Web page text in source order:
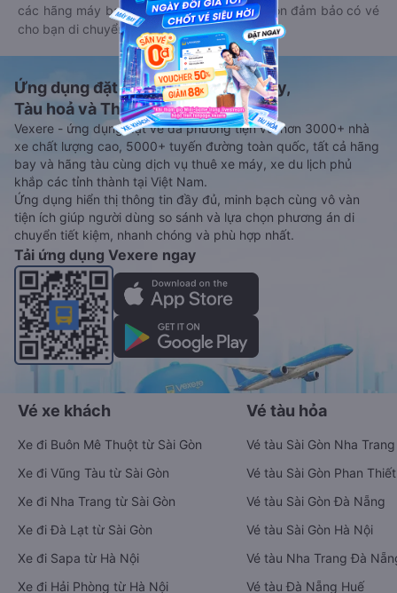
các hãng máy bay, xe khách và tàu hoả, luôn đảm bảo có vé
cho bạn di chuyển.
Ứng dụng đặt vé Xe khách, Máy bay,
Tàu hoả và Thuê xe
Vexere - ứng dụng đặt vé đa phương tiện với hơn 3000+ nhà
xe chất lượng cao, 5000+ tuyến đường toàn quốc, tất cả hãng
bay và hãng tàu cùng dịch vụ thuê xe máy, xe du lịch phủ
khắp các tỉnh thành tại Việt Nam.
Ứng dụng hiển thị thông tin đầy đủ, minh bạch cùng vô vàn
tiện ích giúp người dùng so sánh và lựa chọn phương án di
chuyển tiết kiệm, nhanh chóng và phù hợp nhất.
Tải ứng dụng Vexere ngay
Vé xe khách
Xe đi Buôn Mê Thuột từ Sài Gòn
Xe đi Vũng Tàu từ Sài Gòn
Xe đi Nha Trang từ Sài Gòn
Xe đi Đà Lạt từ Sài Gòn
Xe đi Sapa từ Hà Nội
Xe đi Hải Phòng từ Hà Nội
Vé tàu hỏa
Vé tàu Sài Gòn Nha Trang
Vé tàu Sài Gòn Phan Thiết
Vé tàu Sài Gòn Đà Nẵng
Vé tàu Sài Gòn Hà Nội
Vé tàu Nha Trang Đà
Vé tàu Đà Nẵng Huế